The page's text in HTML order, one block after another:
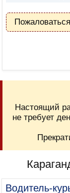
Настоящий
не требует
Водитель-